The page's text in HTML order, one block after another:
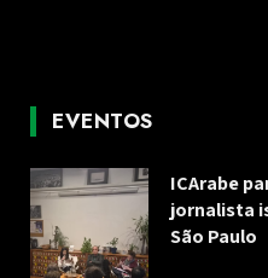
EVENTOS
ICArabe
jornalista
São Paulo